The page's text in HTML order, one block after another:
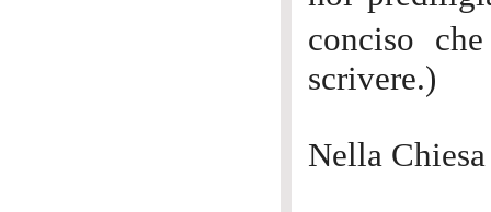
conciso
scrivere.)
Nella